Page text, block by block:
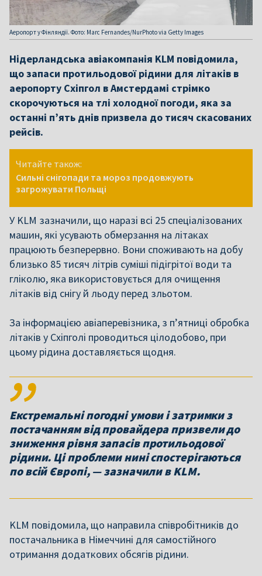
Аеропорт у Фінляндії. Фото: Marc Fernandes/NurPhoto via Getty Images
Нідерландська авіакомпанія KLM повідомила,
що запаси протильодової рідини для літаків в
аеропорту Схіпгол в Амстердамі стрімко
скорочуються на тлі холодної погоди, яка за
останні п’ять днів призвела до тисяч скасованих
рейсів.
Читайте також:
Сильні снігопади та мороз продовжують
загрожувати Польщі
У KLM зазначили, що наразі всі 25 спеціалізованих
машин, які усувають обмерзання на літаках
працюють безперервно. Вони споживають на добу
близько 85 тисяч літрів суміші підігрітої води та
гліколю, яка використовується для очищення
літаків від снігу й льоду перед зльотом.
За інформацією авіаперевізника, з п’ятниці обробка
літаків у Схіпголі проводиться цілодобово, при
цьому рідина доставляється щодня.
Екстремальні погодні умови і затримки з
постачанням від провайдера призвели до
зниження рівня запасів протильодової
рідини. Ці проблеми нині спостерігаються
по всій Європі, — зазначили в KLM.
KLM повідомила, що направила співробітників до
постачальника в Німеччині для самостійного
отримання додаткових обсягів рідини.